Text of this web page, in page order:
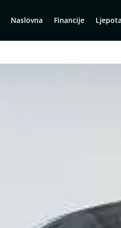
Naslovna Financije